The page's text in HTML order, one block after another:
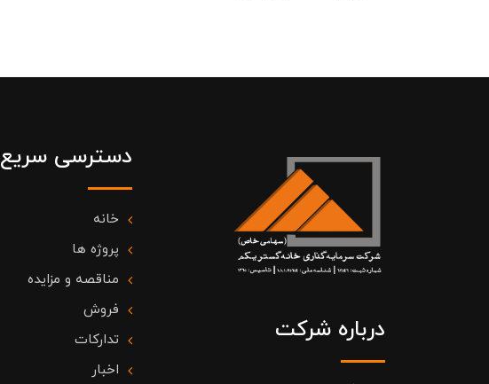
درباره شرکت
دسترسی سریع
خانه
پروژه ها
مناقصه و مزایده
فروش
تدارکات
اخبار